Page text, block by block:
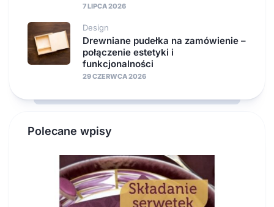
7 LIPCA 2026
Design
Drewniane pudełka na zamówienie –
połączenie estetyki i
funkcjonalności
29 CZERWCA 2026
Polecane wpisy